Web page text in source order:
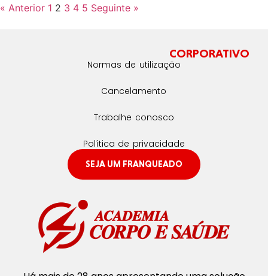
« Anterior 1 2 3 4 5 Seguinte »
CORPORATIVO
Normas de utilização
Cancelamento
Trabalhe conosco
Política de privacidade
SEJA UM FRANQUEADO